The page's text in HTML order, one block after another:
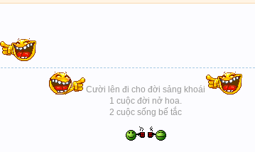
Cười lên đi cho đời sảng khoái
1 cuộc đời nở hoa.
2 cuộc sống bế tắc